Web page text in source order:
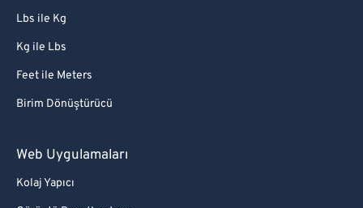
Lbs ile Kg
Kg ile Lbs
Feet ile Meters
Birim Dönüştürücü
Web Uygulamaları
Kolaj Yapıcı